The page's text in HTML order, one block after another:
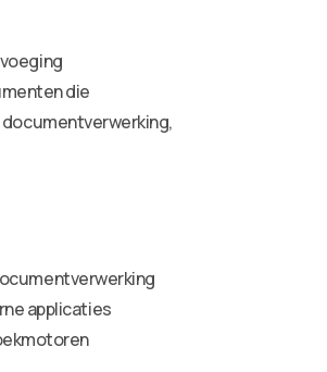
die
applicaties